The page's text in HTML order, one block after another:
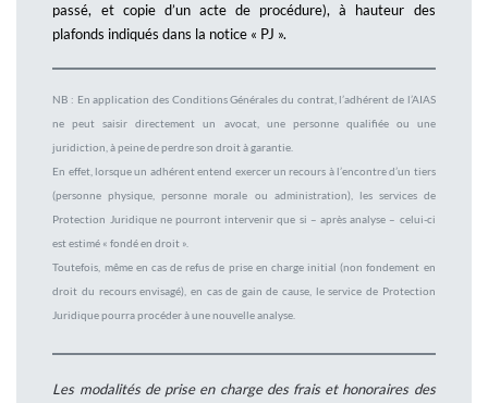
passé, et copie d’un acte de procédure), à hauteur des
plafonds indiqués dans la notice « PJ ».
NB : En application des Conditions Générales du contrat, l’adhérent de l’AIAS
ne peut saisir directement un avocat, une personne qualifiée ou une
juridiction, à peine de perdre son droit à garantie.
En effet, lorsque un adhérent entend exercer un recours à l’encontre d’un tiers
(personne physique, personne morale ou administration), les services de
Protection Juridique ne pourront intervenir que si – après analyse – celui-ci
est estimé « fondé en droit ».
Toutefois, même en cas de refus de prise en charge initial (non fondement en
droit du recours envisagé), en cas de gain de cause, le service de Protection
Juridique pourra procéder à une nouvelle analyse.
Les modalités de prise en charge des frais et honoraires des